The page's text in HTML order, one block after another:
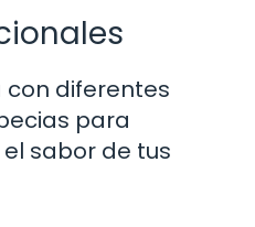
con diferentes
para
sabor de tus